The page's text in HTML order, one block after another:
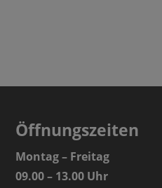
Öffnungszeiten
Montag – Freitag
09.00 – 13.00 Uhr